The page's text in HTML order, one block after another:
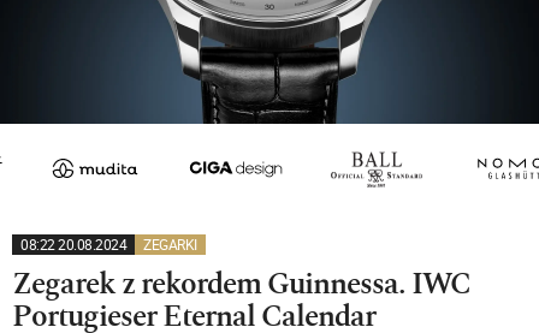
08:22 20.08.2024 ZEGARKI
Zegarek z rekordem Guinnessa. IWC
Portugieser Eternal Calendar